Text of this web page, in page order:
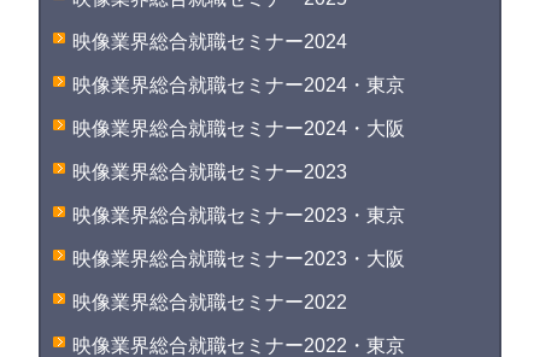
映像業界総合就職セミナー2024
映像業界総合就職セミナー2024・東京
映像業界総合就職セミナー2024・大阪
映像業界総合就職セミナー2023
映像業界総合就職セミナー2023・東京
映像業界総合就職セミナー2023・大阪
映像業界総合就職セミナー2022
映像業界総合就職セミナー2022・東京